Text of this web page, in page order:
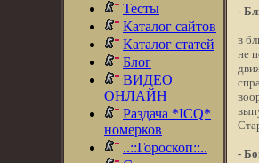
Тесты
Каталог сайтов
Каталог статей
Блог
ВИДЕО
ОНЛАЙН
Раздача *ICQ*
номерков
..::Гороскоп::..
-
в
не
-